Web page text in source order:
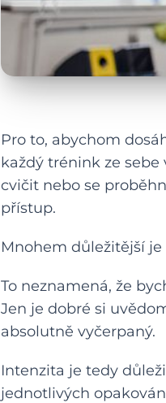
Pro to, abychom
každý trénink ze
cvičit nebo se
přístup.
Mnohem důležitější je
To neznamená, že
Jen je dobré si
absolutně vyčerpaný.
Intenzita je tedy
jednotlivých